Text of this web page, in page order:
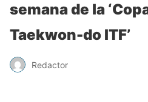
semana de la
Taekwon-do ITF’
Redactor